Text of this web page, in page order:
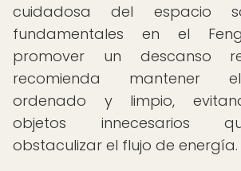
cuidadosa del espacio
fundamentales en el
promover un descanso
recomienda mantener
ordenado y limpio,
objetos innecesarios
obstaculizar el flujo de energía.